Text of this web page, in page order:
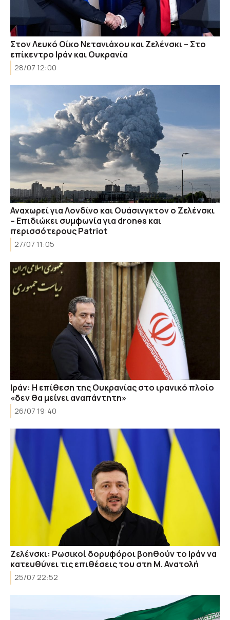
Στον Λευκό Οίκο Νετανιάχου και Ζελένσκι – Στο
επίκεντρο Ιράν και Ουκρανία
28/07 12:00
Αναχωρεί για Λονδίνο και Ουάσινγκτον ο Ζελένσκι
– Επιδιώκει συμφωνία για drones και
περισσότερους Patriot
27/07 11:05
Ιράν: Η επίθεση της Ουκρανίας στο ιρανικό πλοίο
«δεν θα μείνει αναπάντητη»
26/07 19:40
Ζελένσκι: Ρωσικοί δορυφόροι βοηθούν το Ιράν να
κατευθύνει τις επιθέσεις του στη Μ. Ανατολή
25/07 22:52